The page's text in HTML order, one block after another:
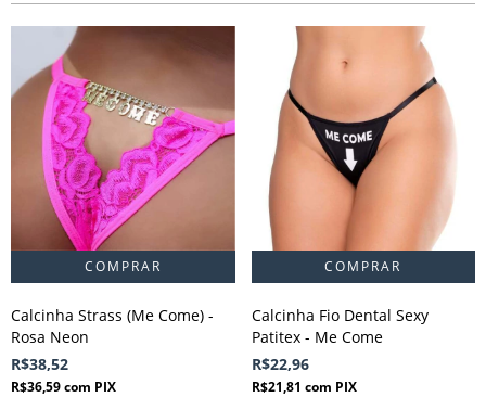
Calcinha Strass (Me Come) -
Rosa Neon
R$38,52
R$36,59com PIX
Calcinha Fio Dental Sexy
Patitex - Me Come
R$22,96
R$21,81 com PIX